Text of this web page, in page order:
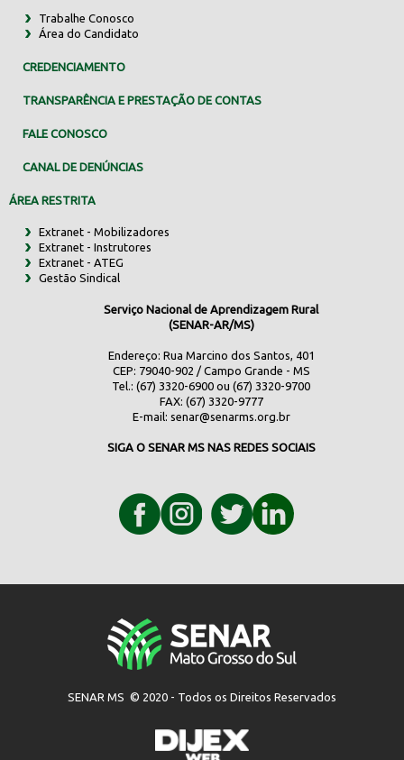
Trabalhe Conosco
Área do Candidato
CREDENCIAMENTO
TRANSPARÊNCIA E PRESTAÇÃO DE CONTAS
FALE CONOSCO
CANAL DE DENÚNCIAS
ÁREA RESTRITA
Extranet - Mobilizadores
Extranet - Instrutores
Extranet - ATEG
Gestão Sindical
Serviço Nacional de Aprendizagem Rural
(SENAR-AR/MS)
Endereço: Rua Marcino dos Santos, 401
CEP: 79040-902 / Campo Grande - MS
Tel.: (67) 3320-6900 ou (67) 3320-9700
FAX: (67) 3320-9777
E-mail: senar@senarms.org.br
SIGA O SENAR MS NAS REDES SOCIAIS
SENAR MS © 2020 - Todos os Direitos Reservados